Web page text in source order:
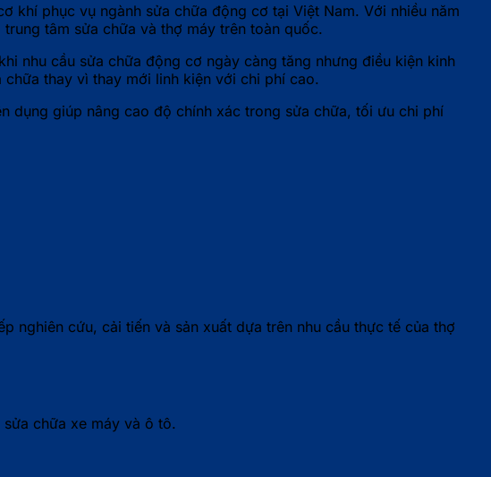
khí phục vụ ngành sửa chữa động cơ tại Việt Nam. Với nhiều năm
tâm sửa chữa và thợ máy trên toàn quốc.
nhu cầu sửa chữa động cơ ngày càng tăng nhưng điều kiện kinh
thay vì thay mới linh kiện với chi phí cao.
dụng giúp nâng cao độ chính xác trong sửa chữa, tối ưu chi phí
nghiên cứu, cải tiến và sản xuất dựa trên nhu cầu thực tế của thợ
chữa xe máy và ô tô.